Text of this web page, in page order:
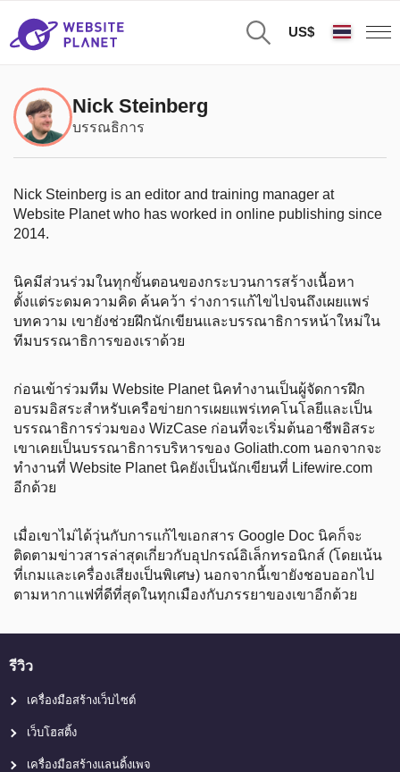
US$
Nick Steinberg
บรรณธิการ
Nick Steinberg is an editor and training manager at
Website Planet who has worked in online publishing since
2014.
นิคมีส่วนร่วมในทุกขั้นตอนของกระบวนการสร้างเนื้อหา
ตั้งแต่ระดมความคิด ค้นคว้า ร่างการแก้ไขไปจนถึงเผยแพร่
บทความ เขายังช่วยฝึกนักเขียนและบรรณาธิการหน้าใหม่ใน
ทีมบรรณาธิการของเราด้วย
ก่อนเข้าร่วมทีม Website Planet นิคทำงานเป็นผู้จัดการฝึก
อบรมอิสระสำหรับเครือข่ายการเผยแพร่เทคโนโลยีและเป็น
บรรณาธิการร่วมของ WizCase ก่อนที่จะเริ่มต้นอาชีพอิสระ
เขาเคยเป็นบรรณาธิการบริหารของ Goliath.com นอกจากจะ
ทำงานที่ Website Planet นิคยังเป็นนักเขียนที่ Lifewire.com
อีกด้วย
เมื่อเขาไม่ได้วุ่นกับการแก้ไขเอกสาร Google Doc นิคก็จะ
ติดตามข่าวสารล่าสุดเกี่ยวกับอุปกรณ์อิเล็กทรอนิกส์ (โดยเน้น
ที่เกมและเครื่องเสียงเป็นพิเศษ) นอกจากนี้เขายังชอบออกไป
ตามหากาแฟที่ดีที่สุดในทุกเมืองกับภรรยาของเขาอีกด้วย
รีวิว
เครื่องมือสร้างเว็บไซต์
เว็บโฮสติ้ง
เครื่องมือสร้างแลนดิ้งเพจ